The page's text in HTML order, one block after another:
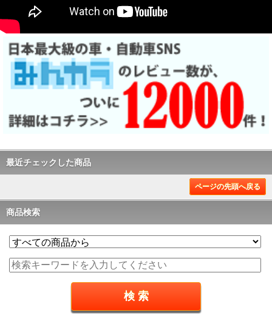
最近チェックした商品
ページの先頭へ戻る
商品検索